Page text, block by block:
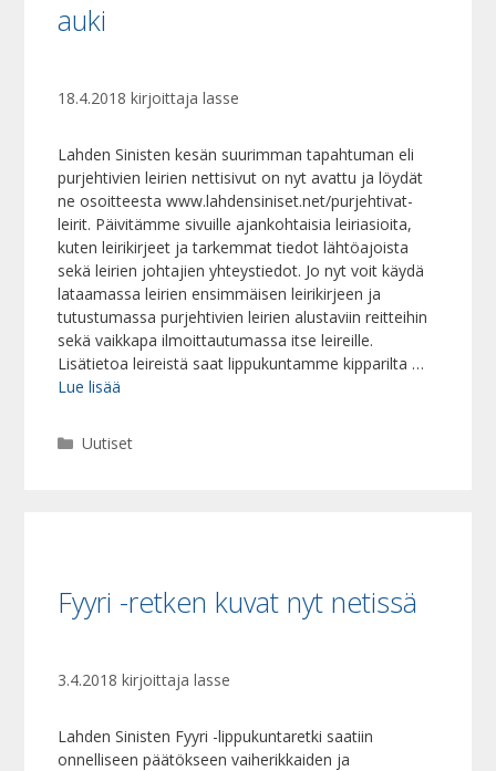
auki
18.4.2018 kirjoittajalasse
Lahden Sinisten kesän suurimman tapahtuman eli
purjehtivien leirien nettisivut on nyt avattu ja löydät
ne osoitteesta www.lahdensiniset.net/purjehtivat-
leirit. Päivitämme sivuille ajankohtaisia leiriasioita,
kuten leirikirjeet ja tarkemmat tiedot lähtöajoista
sekä leirien johtajien yhteystiedot. Jo nyt voit käydä
lataamassa leirien ensimmäisen leirikirjeen ja
tutustumassa purjehtivien leirien alustaviin reitteihin
sekä vaikkapa ilmoittautumassa itse leireille.
Lisätietoa leireistä saat lippukuntamme kipparilta …
Lue lisää
Kategoriat
Uutiset
Fyyri -retken kuvat nyt netissä
3.4.2018 kirjoittajalasse
Lahden Sinisten Fyyri -lippukuntaretki saatiin
onnelliseen päätökseen vaiherikkaiden ja